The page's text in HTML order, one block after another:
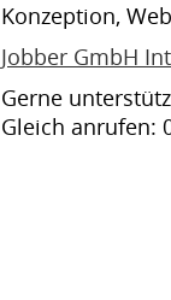
Konzeption,
Jobber GmbH
Gerne
Gleich anrufen: